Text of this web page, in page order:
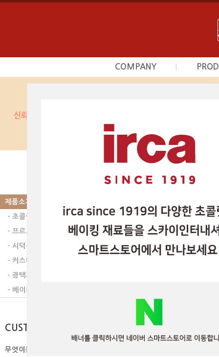
COMPANY
회사소개
초
베이커
제품소개
- 초콜릿
- 프르트잼
- 시덕션라인
- 커스타드믹스
- 광택제
- 베이커리믹스
CUSTOMER
무엇이든 물어보세요.
다음글